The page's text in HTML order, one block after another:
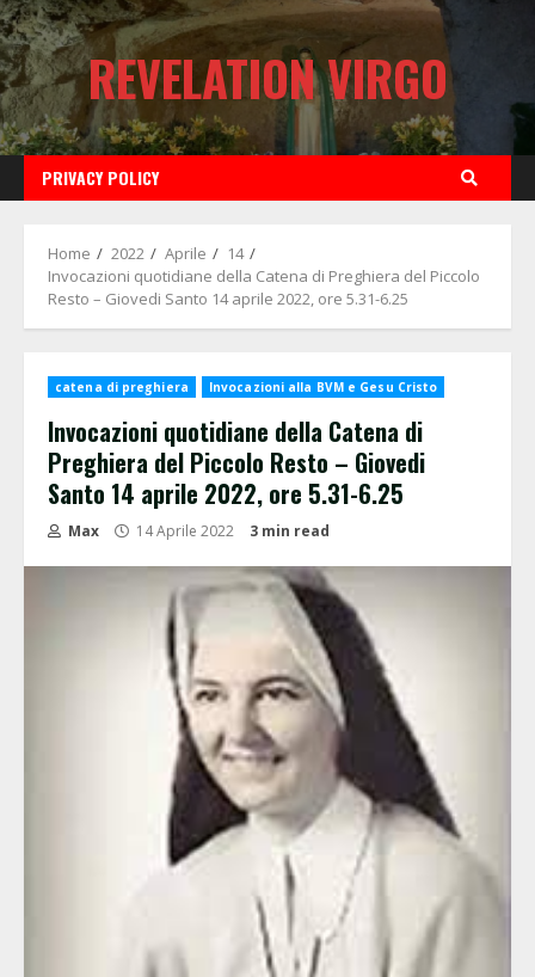
Skip
to
content
REVELATION VIRGO
PRIVACY POLICY
Home 2022 Aprile
14
Invocazioni quotidiane della Catena di Preghiera del Piccolo
Resto – Giovedi Santo 14 aprile 2022, ore 5.31-6.25
catena di preghiera Invocazioni alla BVM e Gesu Cristo
Invocazioni quotidiane della Catena di
Preghiera del Piccolo Resto – Giovedi
Santo 14 aprile 2022, ore 5.31-6.25
Max 14 Aprile 2022 3 min read